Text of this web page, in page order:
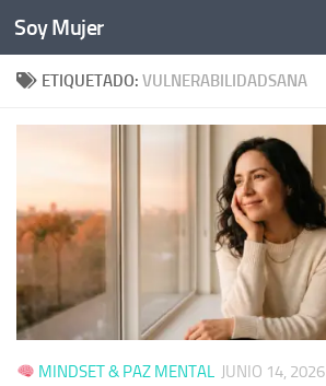
Bajo el contenido
Soy Mujer
ETIQUETADO: VULNERABILIDADSANA
MINDSET & PAZ MENTAL JUNIO 14, 2026